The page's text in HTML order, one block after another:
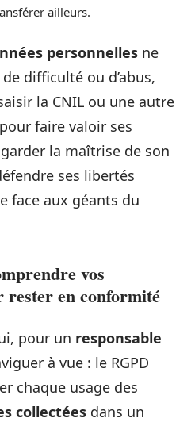
ailleurs.
personnelles ne
de difficulté ou d’abus,
la CNIL ou une autre
faire valoir ses
la maîtrise de son
ses libertés
face aux géants du
vos
rester en conformité
pour un responsable
à vue : le RGPD
chaque usage des
collectées dans un